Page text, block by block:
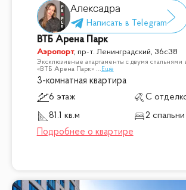
Алексадра
ВТБ Арена Парк
Аэропорт, пр-т. Ленинградский, 36с38
Эксклюзивные апартаменты с двумя
«ВТБ Арена Парк» ... Ещё
3-комнатная квартира
6 этаж
С
81.1 кв.м
2 спальни